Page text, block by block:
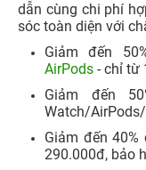
dẫn cùng chi phí
sóc toàn diện với
Giảm đến
AirPods - chỉ từ
Giảm đến
Watch/
Giảm đến
290.000đ, bảo